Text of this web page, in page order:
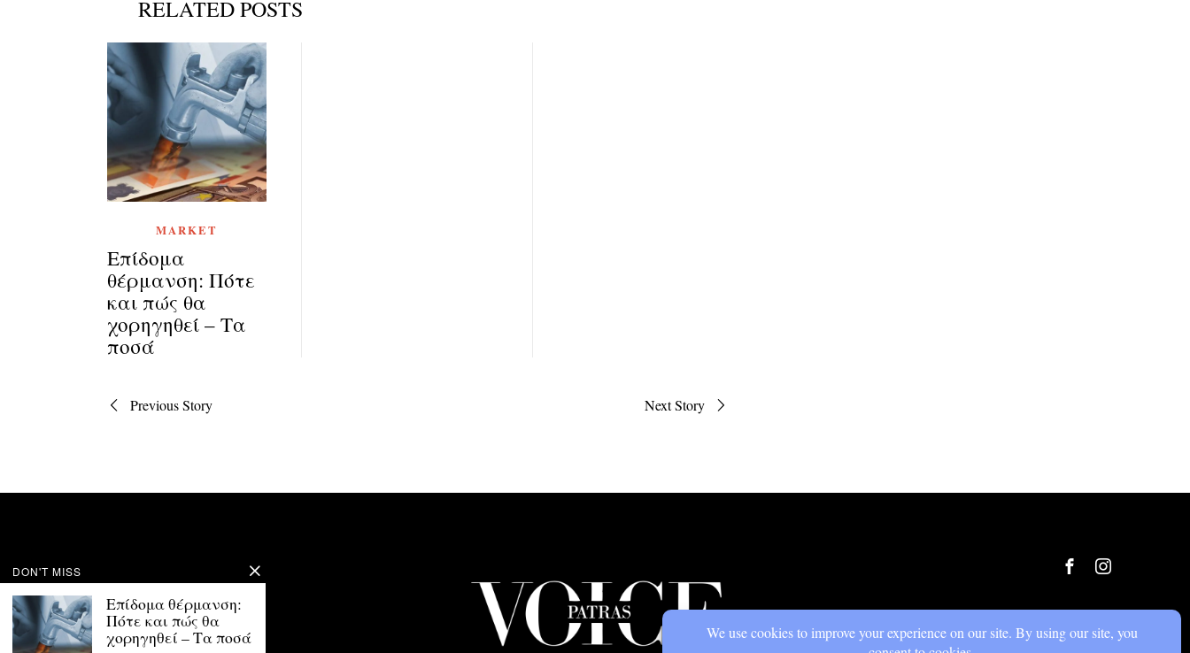
RELATED POSTS
MARKET
Επίδομα
θέρμανση: Πότε
και πώς θα
χορηγηθεί – Τα
ποσά
Πλοήγηση
Previous Story Next Story
DON'T MISS
Επίδομα θέρμανση:
Πότε και πώς θα
χορηγηθεί – Τα ποσά